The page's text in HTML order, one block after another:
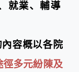
就業、輔導
內容概以各院
徑多元紛陳及